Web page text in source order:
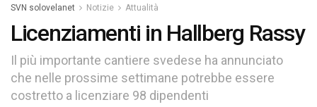
SVN solovelanet Notizie Attualità
Licenziamenti in Hallberg Rassy
Il più importante cantiere svedese ha annunciato
che nelle prossime settimane potrebbe essere
costretto a licenziare 98 dipendenti